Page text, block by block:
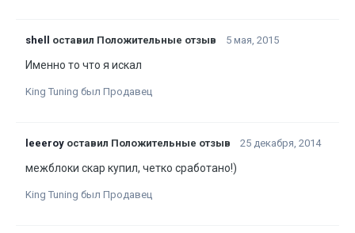
shell оставил Положительные отзыв 5 мая, 2015
Именно то что я искал
King Tuning был Продавец
leeeroy оставил Положительные отзыв 25 декабря, 2014
межблоки скар купил, четко сработано!)
King Tuning был Продавец